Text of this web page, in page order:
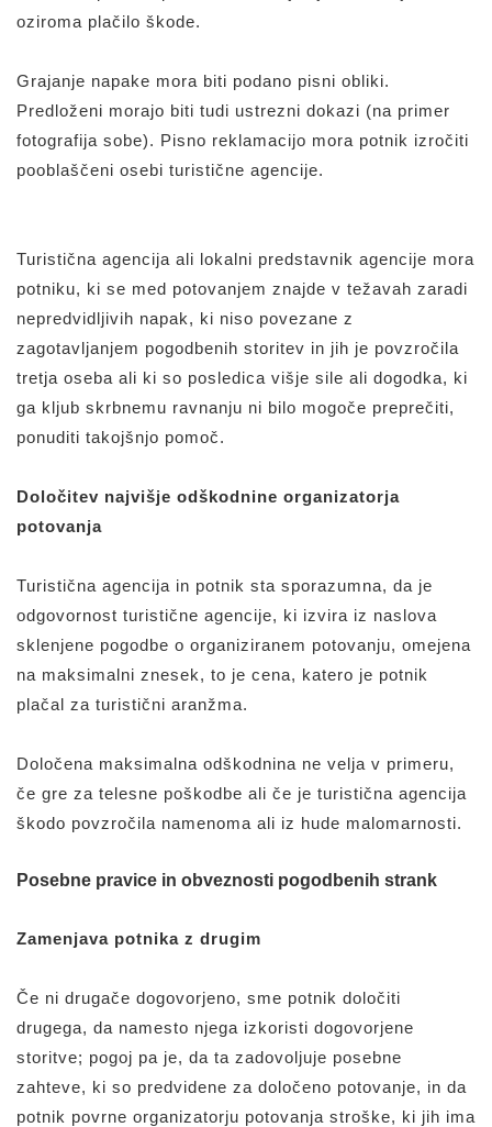
oziroma plačilo škode.
Grajanje napake mora biti podano pisni obliki.
Predloženi morajo biti tudi ustrezni dokazi (na primer
fotografija sobe). Pisno reklamacijo mora potnik izročiti
pooblaščeni osebi turistične agencije.
Turistična agencija ali lokalni predstavnik agencije mora
potniku, ki se med potovanjem znajde v težavah zaradi
nepredvidljivih napak, ki niso povezane z
zagotavljanjem pogodbenih storitev in jih je povzročila
tretja oseba ali ki so posledica višje sile ali dogodka, ki
ga kljub skrbnemu ravnanju ni bilo mogoče preprečiti,
ponuditi takojšnjo pomoč.
Določitev najvišje odškodnine organizatorja
potovanja
Turistična agencija in potnik sta sporazumna, da je
odgovornost turistične agencije, ki izvira iz naslova
sklenjene pogodbe o organiziranem potovanju, omejena
na maksimalni znesek, to je cena, katero je potnik
plačal za turistični aranžma.
Določena maksimalna odškodnina ne velja v primeru,
če gre za telesne poškodbe ali če je turistična agencija
škodo povzročila namenoma ali iz hude malomarnosti.
Posebne pravice in obveznosti pogodbenih strank
Zamenjava potnika z drugim
Če ni drugače dogovorjeno, sme potnik določiti
drugega, da namesto njega izkoristi dogovorjene
storitve; pogoj pa je, da ta zadovoljuje posebne
zahteve, ki so predvidene za določeno potovanje, in da
potnik povrne organizatorju potovanja stroške, ki jih ima